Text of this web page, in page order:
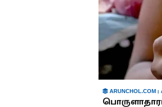
ARUNCHOL.COM |